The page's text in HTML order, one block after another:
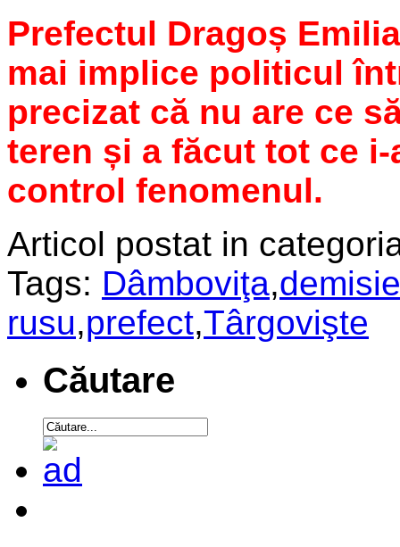
Prefectul Dragoș
mai implice politicul
precizat că nu are ce
teren și a făcut tot ce
control fenomenul.
Articol postat in
Tags: Dâmboviţa,demisie
rusu,prefect,Târgovişte
Căutare